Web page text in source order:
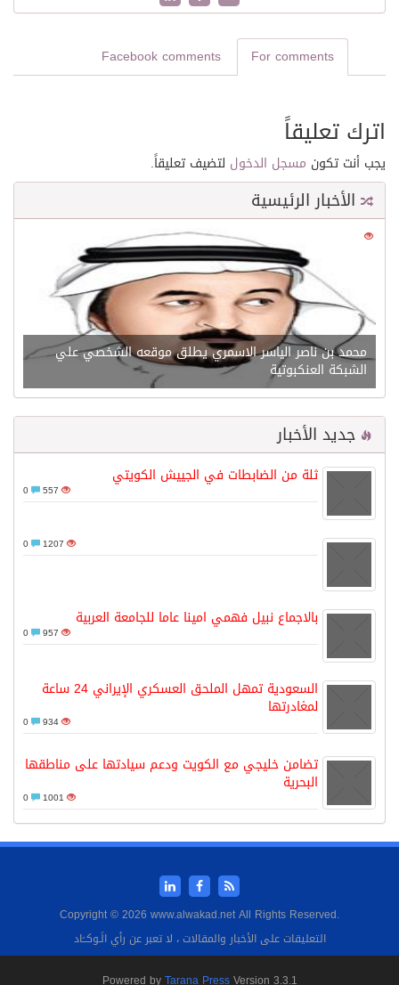
For comments
Facebook comments
اترك تعليقاً
يجب أنت تكون مسجل الدخول لتضيف تعليقاً.
الأخبار الرئيسية
21529
محمد بن ناصر الياسر الاسمري يطلق موقعه الشخصي علي
الشبكة العنكبوتية
جديد الأخبار
ثلة من الضابطات في الجييش الكويتي
557
1207
بالاجماع نبيل فهمي امينا عاما للجامعة العربية
957
السعودية تمهل الملحق العسكري الإيراني 24 ساعة
لمغادرتها
934
تضامن خليجي مع الكويت ودعم سيادتها على مناطقها
البحرية
1001
Copyright © 2026 www.alwakad.net All Rights Reserved.
التعليقات على الأخبار والمقالات ، لا تعبر عن رأي الَـوكــَاد
Powered byTarana PressVersion 3.3.1